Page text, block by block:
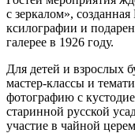
с зеркалом»,
ксилографии и
галерее в 1926 году.
Для детей и взрослых
мастер-классы и
фотографию с
старинной русской
участие в чайной